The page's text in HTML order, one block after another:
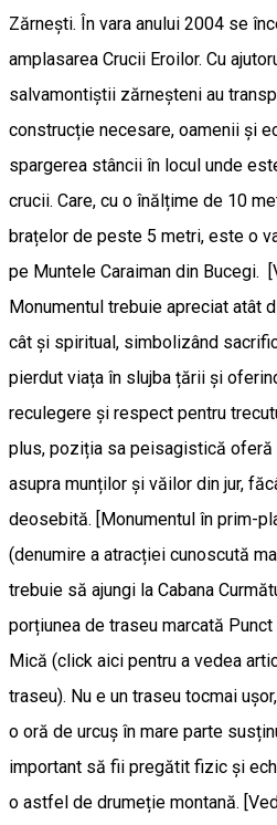
Zărnești. În vara anului 2004 se
amplasarea Crucii Eroilor. Cu
salvamontiștii zărneșteni au
construcție necesare, oamenii și
spargerea stâncii în locul unde
crucii. Care, cu o înălțime de 10
brațelor de peste 5 metri, este o
pe Muntele Caraiman din Bucegi.
Monumentul trebuie apreciat atât
cât și spiritual, simbolizând
pierdut viața în slujba țării și
reculegere și respect pentru
plus, poziția sa peisagistică
asupra munților și văilor din jur,
deosebită. [Monumentul în prim-
(denumire a atracției cunoscută
trebuie să ajungi la Cabana
porțiunea de traseu marcată
Mică (click aici pentru a vedea
traseu). Nu e un traseu tocmai
o oră de urcuș în mare parte
important să fii pregătit fizic și
o astfel de drumeție montană.